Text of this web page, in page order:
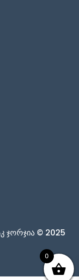
ჯორჯია © 2025
0